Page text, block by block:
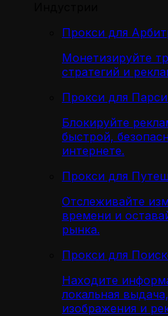
Прокси для
Монетизируйте
стратегий и
Прокси для
Блокируйте
быстрой,
интернете.
Прокси для
Отслеживайте
времени и
рынка.
Прокси для
Находите
локальная
изображения и